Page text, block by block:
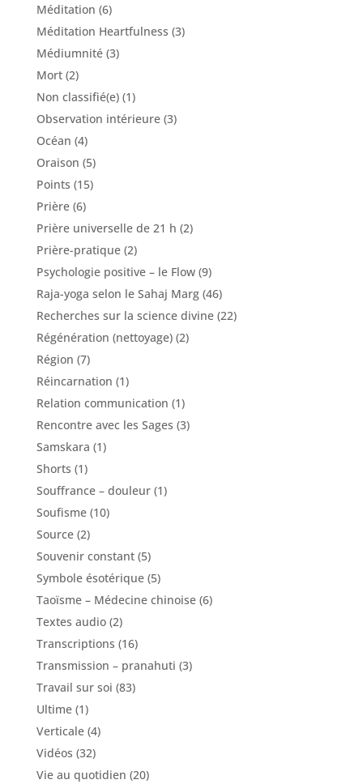
Méditation (6)
Méditation Heartfulness (3)
Médiumnité(3)
Mort(2)
Non classifié(e)(1)
Observation intérieure(3)
Océan (4)
Oraison (5)
Points (15)
Prière(6)
Prière universelle de 21 h (2)
Prière-pratique(2)
Psychologie positive – le Flow(9)
Raja-yoga selon le Sahaj Marg(46)
Recherches sur la science divine(22)
Régénération (nettoyage)(2)
Région (7)
Réincarnation (1)
Relation communication (1)
Rencontre avec les Sages (3)
Samskara (1)
Shorts (1)
Souffrance – douleur(1)
Soufisme(10)
Source(2)
Souvenir constant(5)
Symbole ésotérique(5)
Taoïsme – Médecine chinoise(6)
Textes audio(2)
Transcriptions (16)
Transmission – pranahuti (3)
Travail sur soi (83)
Ultime(1)
Verticale(4)
Vidéos (32)
Vie au quotidien (20)